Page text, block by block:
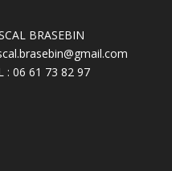
BRASEBIN
: 06 61 73 82 97